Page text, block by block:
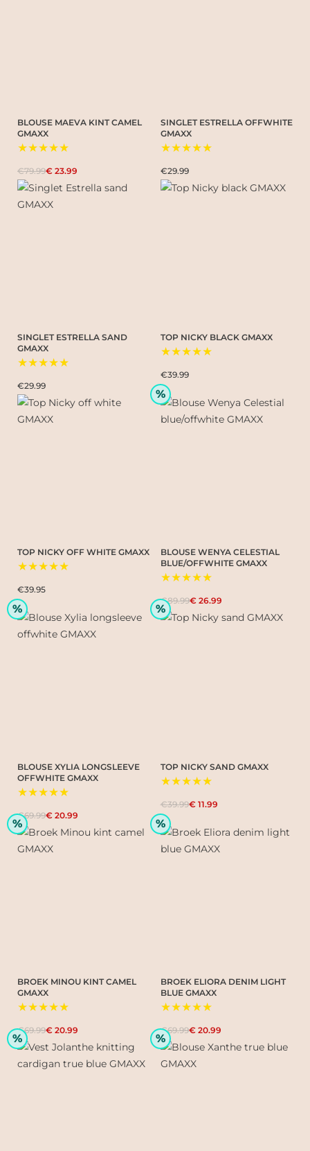
BLOUSE MAEVA KINT CAMEL
GMAXX
★★★★★
€79.99€ 23.99
SINGLET ESTRELLA OFFWHITE
GMAXX
★★★★★
€29.99
SINGLET ESTRELLA SAND
GMAXX
★★★★★
€29.99
TOP NICKY BLACK GMAXX
★★★★★
€39.99
TOP NICKY OFF WHITE GMAXX
★★★★★
€39.95
%
BLOUSE WENYA CELESTIAL
BLUE/OFFWHITE GMAXX
★★★★★
€89.99€ 26.99
%
BLOUSE XYLIA LONGSLEEVE
OFFWHITE GMAXX
★★★★★
€69.99€ 20.99
%
TOP NICKY SAND GMAXX
★★★★★
€39.99€ 11.99
%
BROEK MINOU KINT CAMEL
GMAXX
★★★★★
€69.99€ 20.99
%
BROEK ELIORA DENIM LIGHT
BLUE GMAXX
★★★★★
€69.99€ 20.99
% %